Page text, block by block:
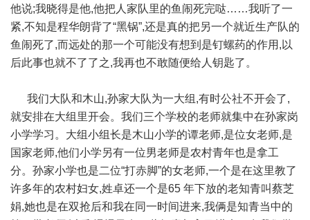
他说;我晓得是他,他把人家队里的鱼闹死完哒……我听了一
紧,不知是程华朗背了“黑锅”,还是真的把另一个就近生产队的
鱼闹死了,而远处的那一个可能没有想到是钉螺药的作用,以
后此事也就不了了之,我再也不敢随便给人钥匙了。
我们大队和木山,孙家大队为一大组,有时公社不开会了,
就安排在大组里开会。我们三个学校的老师就集中在孙家岗
小学学习。大组小组长是木山小学的谭老师,是位女老师,是
国家老师,他们小学另有一位男老师是农村青年也是拿工
分。孙家小学也是二位“打赤脚”的女老师,一个是在这里教了
许多年的农村妇女,姓卓还一个是65 年下放的老知青叫蔡芝
娟,她也是在双抢后和我在同一时间进来,我俩是知青当中的